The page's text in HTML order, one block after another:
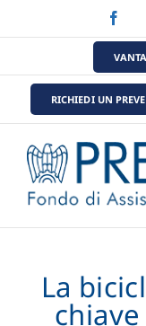
al
RICHIEDI UN
La